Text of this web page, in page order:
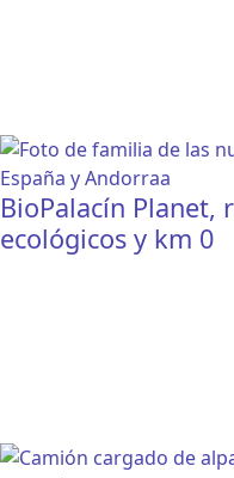
BioPalacín Planet,
ecológicos y km 0